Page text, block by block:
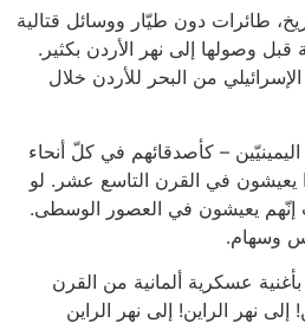
طائرات دون طيّار ووسائل قتالية
وصولها إلى نهر الأردن بكثير.
من البحر للأردن خلال
– كأصدقائهم في كلّ أنحاء
يعيشون في القرن التاسع عشر. لو
إنّهم يعيشون في العصور الوسطى.
وسهام.
عسكرية ألمانية من القرن
نهر الراين! إلى نهر الراين